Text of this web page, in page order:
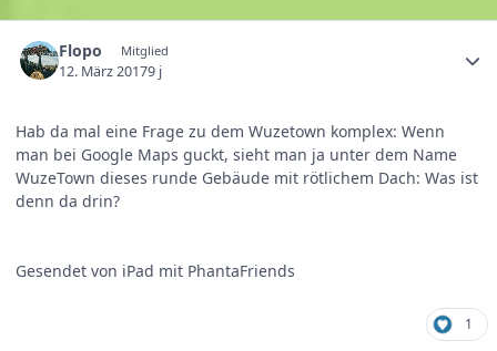
Flopo Mitglied
12. März 20179 j
Hab da mal eine Frage zu dem Wuzetown komplex: Wenn
man bei Google Maps guckt, sieht man ja unter dem Name
WuzeTown dieses runde Gebäude mit rötlichem Dach: Was ist
denn da drin?
Gesendet von iPad mit PhantaFriends
1